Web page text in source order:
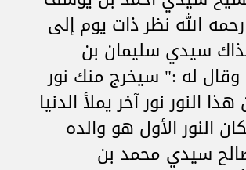
الله نظر ذات يوم إلى
سيدي سليمان بن
له :" سيخرج منك نور
النور نور آخر يملأ الدنيا
النور الأول هو والده
سيدي محمد بن